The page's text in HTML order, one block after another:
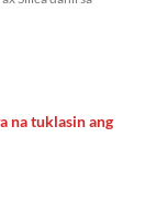
na tuklasin ang